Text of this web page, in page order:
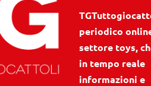
periodico
settore toys,
in tempo reale
informazioni e